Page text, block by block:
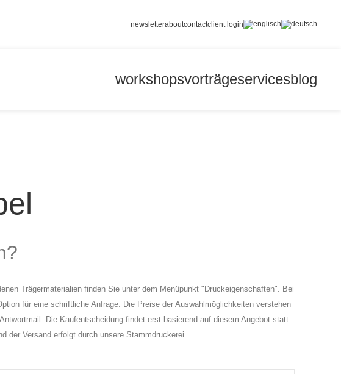
newsletteraboutcontactclient login
workshopsvorträgeservicesblog
Trägermaterialien finden Sie unter dem Menüpunkt "Druckeigenschaften". Bei
für eine schriftliche Anfrage. Die Preise der Auswahlmöglichkeiten verstehen
Die Kaufentscheidung findet erst basierend auf diesem Angebot statt
der Versand erfolgt durch unsere Stammdruckerei.